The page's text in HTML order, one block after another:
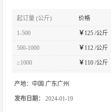
起订量 (公斤) 价格
1-500 ￥ 125 /公斤
500-1000 ￥ 112 /公斤
≥1000 ￥ 110 /公斤
产地： 中国 广东广州
发布日期： 2024-01-19